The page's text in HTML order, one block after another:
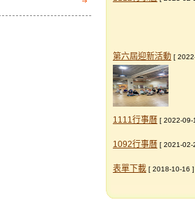
第六屆迎新活動 [
1111行事曆 [ 2022-09-
1092行事曆 [ 2021-02-
表單下載 [ 2018-10-16 ]